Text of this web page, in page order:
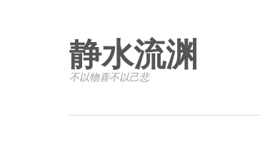
静水流渊
不以物喜·不以己悲